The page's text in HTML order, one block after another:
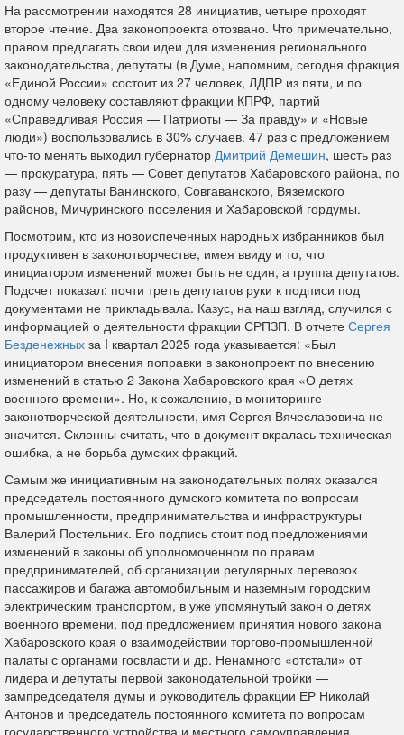
На рассмотрении находятся 28 инициатив, четыре проходят
второе чтение. Два законопроекта отозвано. Что примечательно,
правом предлагать свои идеи для изменения регионального
законодательства, депутаты (в Думе, напомним, сегодня фракция
«Единой России» состоит из 27 человек, ЛДПР из пяти, и по
одному человеку составляют фракции КПРФ, партий
«Справедливая Россия — Патриоты — За правду» и «Новые
люди») воспользовались в 30% случаев. 47 раз с предложением
что-то менять выходил губернатор Дмитрий Демешин, шесть раз
— прокуратура, пять — Совет депутатов Хабаровского района, по
разу — депутаты Ванинского, Совгаванского, Вяземского
районов, Мичуринского поселения и Хабаровской гордумы.
Посмотрим, кто из новоиспеченных народных избранников был
продуктивен в законотворчестве, имея ввиду и то, что
инициатором изменений может быть не один, а группа депутатов.
Подсчет показал: почти треть депутатов руки к подписи под
документами не прикладывала. Казус, на наш взгляд, случился с
информацией о деятельности фракции СРПЗП. В отчете Сергея
Безденежных за I квартал 2025 года указывается: «Был
инициатором внесения поправки в законопроект по внесению
изменений в статью 2 Закона Хабаровского края «О детях
военного времени». Но, к сожалению, в мониторинге
законотворческой деятельности, имя Сергея Вячеславовича не
значится. Склонны считать, что в документ вкралась техническая
ошибка, а не борьба думских фракций.
Самым же инициативным на законодательных полях оказался
председатель постоянного думского комитета по вопросам
промышленности, предпринимательства и инфраструктуры
Валерий Постельник. Его подпись стоит под предложениями
изменений в законы об уполномоченном по правам
предпринимателей, об организации регулярных перевозок
пассажиров и багажа автомобильным и наземным городским
электрическим транспортом, в уже упомянутый закон о детях
военного времени, под предложением принятия нового закона
Хабаровского края о взаимодействии торгово-промышленной
палаты с органами госвласти и др. Ненамного «отстали» от
лидера и депутаты первой законодательной тройки —
зампредседателя думы и руководитель фракции ЕР Николай
Антонов и председатель постоянного комитета по вопросам